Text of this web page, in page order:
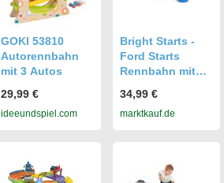
GOKI 53810
Autorennbahn
mit 3 Autos
29,99 €
ideeundspiel.com
Bright Starts -
Ford Starts
Rennbahn mit
Autorennbahn
ab 1 Jahr
34,99 €
marktkauf.de